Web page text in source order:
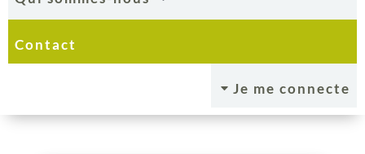
Contact
C Je me connecte